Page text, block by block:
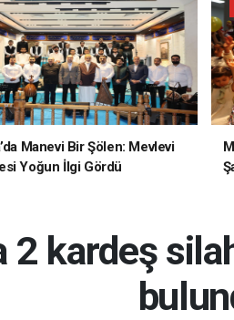
Manevi Bir Şölen: Mevlevi
Yoğun İlgi Gördü
2 kardeş